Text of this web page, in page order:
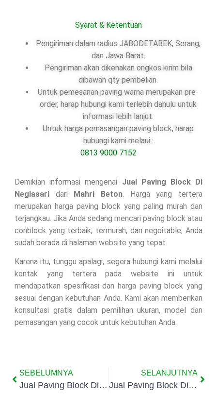
Syarat & Ketentuan
Pengiriman dalam radius JABODETABEK, Serang,
dan Jawa Barat.
Pengiriman akan dikenakan ongkos kirim bila
dibawah qty pembelian.
Untuk pemesanan paving warna merupakan pre-
order, harap hubungi kami terlebih dahulu untuk
informasi lebih lanjut.
Untuk harga pemasangan paving block, harap
hubungi kami melaui :
0813 9000 7152
Demikian informasi mengenai Jual Paving Block Di
Neglasari dari Mahri Beton . Harga yang tertera
merupakan harga paving block yang paling murah dan
terjangkau. Jika Anda sedang mencari paving block atau
conblock yang terbaik, termurah, dan negoitable, Anda
sudah berada di halaman website yang tepat.
Karena itu, tunggu apalagi, segera hubungi kami melalui
kontak yang tertera pada website ini untuk
mendapatkan spesifikasi dan harga paving block yang
sesuai dengan kebutuhan Anda. Kami akan memberikan
konsultasi gratis dalam pemilihan ukuran, model dan
pemasangan yang cocok untuk kebutuhan Anda.
SEBELUMNYA
Jual Paving Block Di Larangan
SELANJUTNYA
Jual Paving Block Di Periuk